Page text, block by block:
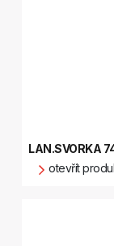
LAN.SVORKA
otevřít